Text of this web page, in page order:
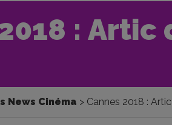
: Artic
News Cinéma Cannes 2018 :